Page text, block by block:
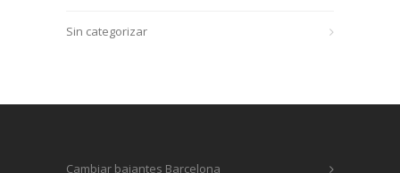
Sin categorizar
Cambiar bajantes Barcelona